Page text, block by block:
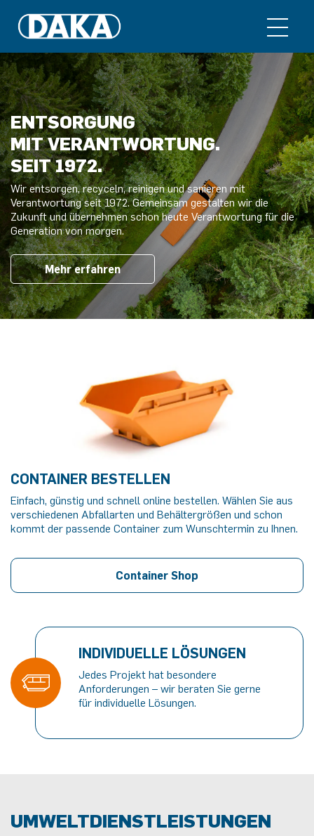
ENTSORGUNG
MIT VERANTWORTUNG.
SEIT 1972.
Wir entsorgen, recyceln, reinigen und sanieren mit
Verantwortung seit 1972. Gemeinsam gestalten wir die
Zukunft und übernehmen schon heute Verantwortung für die
Generation von morgen.
Mehr erfahren
CONTAINER BESTELLEN
Einfach, günstig und schnell online bestellen. Wählen Sie aus
verschiedenen Abfallarten und Behältergrößen und schon
kommt der passende Container zum Wunschtermin zu Ihnen.
Container Shop
INDIVIDUELLE LÖSUNGEN
Jedes Projekt hat besondere
Anforderungen – wir beraten Sie gerne
für individuelle Lösungen.
UMWELTDIENSTLEISTUNGEN